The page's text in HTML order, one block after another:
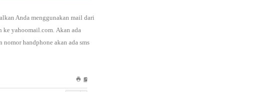
Anda menggunakan mail dari
ke yahoomail.com. Akan ada
handphone akan ada sms